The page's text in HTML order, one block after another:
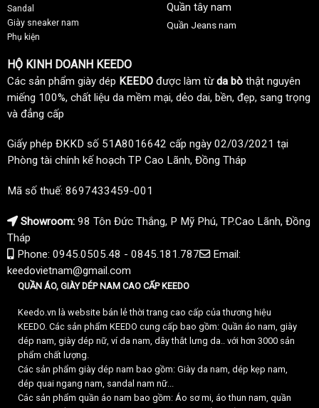
Sandal
Giày sneaker nam
Phụ kiện
Quần tây nam
Quần Jeans nam
HỘ KINH DOANH KEEDO
Các sản phẩm giày dép KEEDO được làm từda bò thật nguyên
miếng 100%, chất liệu da mềm mại, dẻo dai, bền, đẹp, sang trọng
và đẳng cấp
Giấy phép ĐKKD số 51A8016642 cấp ngày 02/03/2021 tại
Phòng tài chính kế hoạch TP Cao Lãnh, Đồng Tháp
Mã số thuế: 8697433459-001
Showroom: 98 Tôn Đức Thắng, P Mỹ Phú, TP.Cao Lãnh, Đồng
Tháp
Phone: 0945.0505.48 - 0845.181.787
Email:
keedovietnam@gmail.com
QUẦN ÁO, GIÀY DÉP NAM CAO CẤP KEEDO
Keedo.vn là website bán lẻ thời trang cao cấp của thương hiệu
KEEDO. Các sản phẩm KEEDO cung cấp bao gồm: Quần áo nam, giày
dép nam, giày dép nữ, ví da nam, dây thắt lưng da.. với hơn 3000 sản
phẩm chất lượng.
Các sản phẩm giày dép nam bao gồm: Giày da nam, dép kẹp nam,
dép quai ngang nam, sandal nam nữ...
Các sản phẩm quần áo nam bao gồm: Áo sơ mi, áo thun nam, quần